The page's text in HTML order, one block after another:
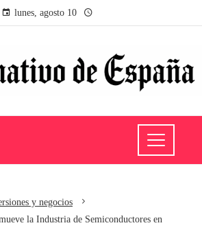
lunes, agosto 10
y negocios
la Industria de Semiconductores en